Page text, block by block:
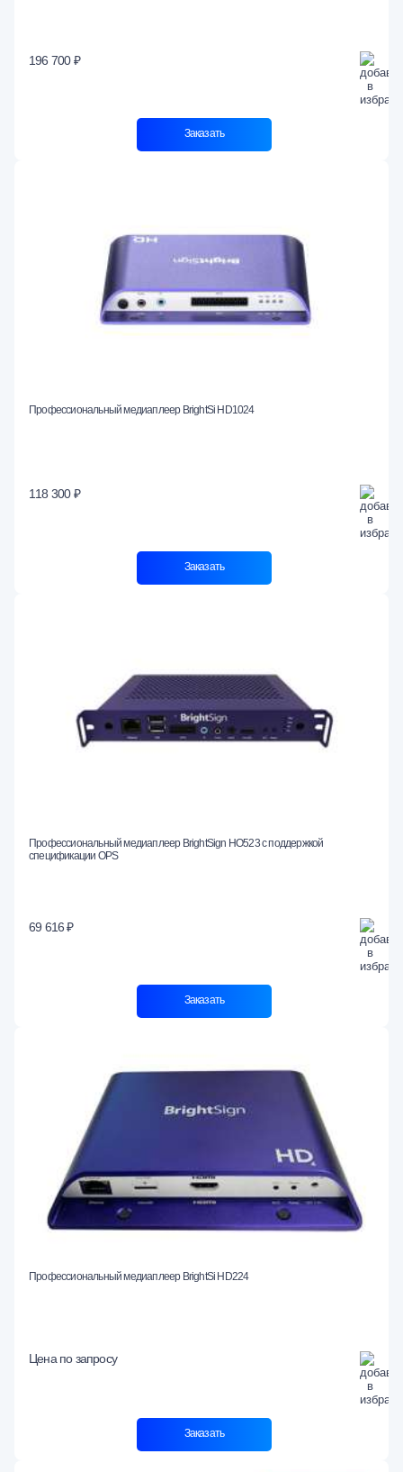
196 700 ₽
Заказать
Профессиональный медиаплеер BrightSi HD1024
118 300 ₽
Заказать
Профессиональный медиаплеер BrightSign HO523 с поддержкой
спецификации OPS
69 616 ₽
Заказать
Профессиональный медиаплеер BrightSi HD224
Цена по запросу
Заказать